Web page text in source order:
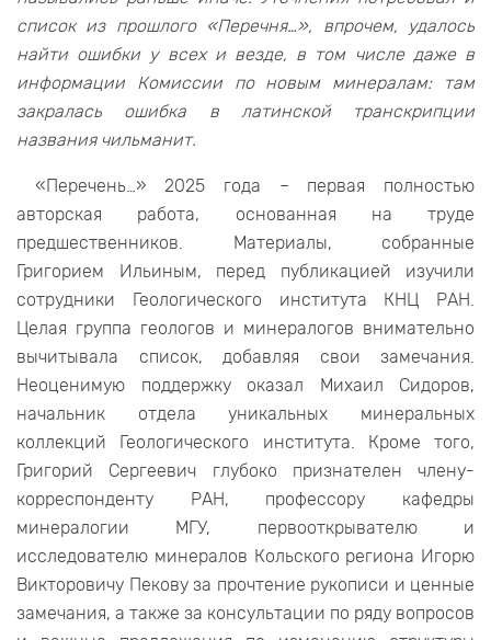
список из прошлого «Перечня…», впрочем, удалось
найти ошибки у всех и везде, в том числе даже в
информации Комиссии по новым минералам: там
закралась ошибка в латинской транскрипции
названия чильманит.
«Перечень…» 2025 года – первая полностью
авторская работа, основанная на труде
предшественников. Материалы, собранные
Григорием Ильиным, перед публикацией изучили
сотрудники Геологического института КНЦ РАН.
Целая группа геологов и минералогов внимательно
вычитывала список, добавляя свои замечания.
Неоценимую поддержку оказал Михаил Сидоров,
начальник отдела уникальных минеральных
коллекций Геологического института. Кроме того,
Григорий Сергеевич глубоко признателен члену-
корреспонденту РАН, профессору кафедры
минералогии МГУ, первооткрывателю и
исследователю минералов Кольского региона Игорю
Викторовичу Пекову за прочтение рукописи и ценные
замечания, а также за консультации по ряду вопросов